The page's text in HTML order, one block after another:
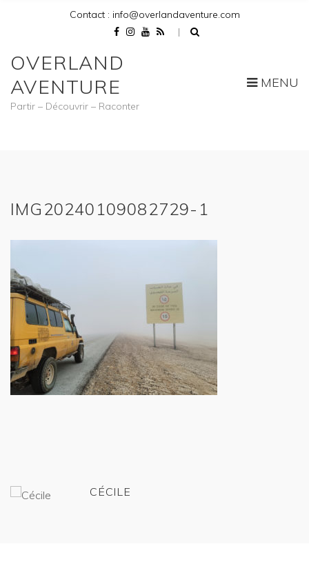
Contact : info@overlandaventure.com
OVERLAND
AVENTURE
Partir – Découvrir – Raconter
MENU
IMG20240109082729-1
CÉCILE